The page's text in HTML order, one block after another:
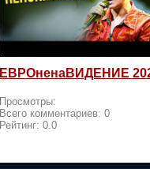
ЕВРОненаВИДЕНИЕ
Просмотры:
Всего комментариев: 0
Рейтинг: 0.0